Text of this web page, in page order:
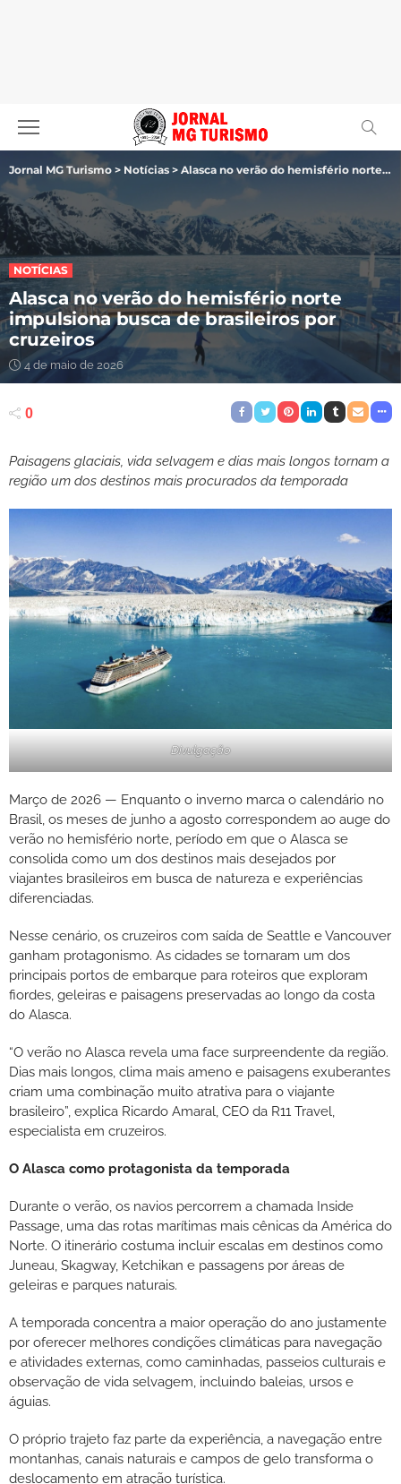
Jornal MG Turismo > Notícias > Alasca no verão do hemisfério norte impulsiona busca de brasileiros por cruzeiros
NOTÍCIAS
Alasca no verão do hemisfério norte
impulsiona busca de brasileiros por
cruzeiros
4 de maio de 2026
0
Paisagens glaciais, vida selvagem e dias mais longos tornam a
região um dos destinos mais procurados da temporada
Divulgação
Março de 2026 — Enquanto o inverno marca o calendário no
Brasil, os meses de junho a agosto correspondem ao auge do
verão no hemisfério norte, período em que o Alasca se
consolida como um dos destinos mais desejados por
viajantes brasileiros em busca de natureza e experiências
diferenciadas.
Nesse cenário, os cruzeiros com saída de Seattle e Vancouver
ganham protagonismo. As cidades se tornaram um dos
principais portos de embarque para roteiros que exploram
fiordes, geleiras e paisagens preservadas ao longo da costa
do Alasca.
“O verão no Alasca revela uma face surpreendente da região.
Dias mais longos, clima mais ameno e paisagens exuberantes
criam uma combinação muito atrativa para o viajante
brasileiro”, explica Ricardo Amaral, CEO da R11 Travel,
especialista em cruzeiros.
O Alasca como protagonista da temporada
Durante o verão, os navios percorrem a chamada Inside
Passage, uma das rotas marítimas mais cênicas da América do
Norte. O itinerário costuma incluir escalas em destinos como
Juneau, Skagway, Ketchikan e passagens por áreas de
geleiras e parques naturais.
A temporada concentra a maior operação do ano justamente
por oferecer melhores condições climáticas para navegação
e atividades externas, como caminhadas, passeios culturais e
observação de vida selvagem, incluindo baleias, ursos e
águias.
O próprio trajeto faz parte da experiência, a navegação entre
montanhas, canais naturais e campos de gelo transforma o
deslocamento em atração turística.